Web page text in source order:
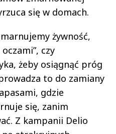
się w domach.
żywność,
czy
żeby osiągnąć próg
to do zamiany
gdzie
się, zanim
Z kampanii Delio